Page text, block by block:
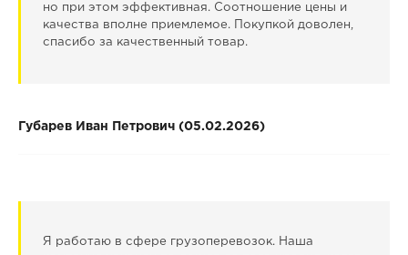
но при этом эффективная. Соотношение цены и
качества вполне приемлемое. Покупкой доволен,
спасибо за качественный товар.
Губарев Иван Петрович (05.02.2026)
Я работаю в сфере грузоперевозок. Наша